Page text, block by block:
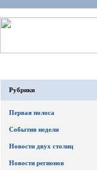
Рубрики
Первая полоса
События недели
Новости двух столиц
Новости регионов